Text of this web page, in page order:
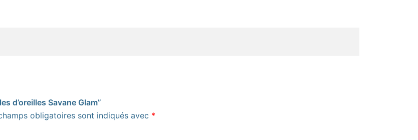
d’oreilles Savane Glam”
obligatoires sont indiqués avec *